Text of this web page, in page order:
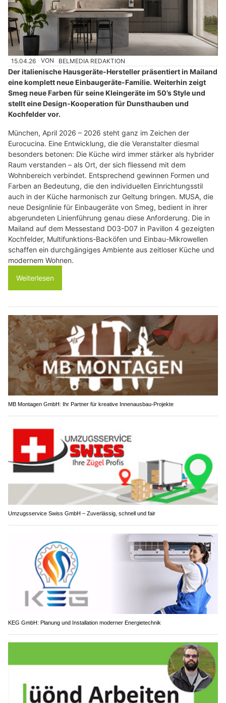
15.04.26 VON BELMEDIA REDAKTION
Der italienische Hausgeräte-Hersteller präsentiert in Mailand
eine komplett neue Einbaugeräte-Familie. Weiterhin zeigt
Smeg neue Farben für seine Kleingeräte im 50’s Style und
stellt eine Design-Kooperation für Dunsthauben und
Kochfelder vor.
München, April 2026 – 2026 steht ganz im Zeichen der
Eurocucina. Eine Entwicklung, die die Veranstalter diesmal
besonders betonen: Die Küche wird immer stärker als hybrider
Raum verstanden – als Ort, der sich fliessend mit dem
Wohnbereich verbindet. Entsprechend gewinnen Formen und
Farben an Bedeutung, die den individuellen Einrichtungsstil
auch in der Küche harmonisch zur Geltung bringen. MUSA, die
neue Designlinie für Einbaugeräte von Smeg, bedient in ihrer
abgerundeten Linienführung genau diese Anforderung. Die in
Mailand auf dem Messestand D03-D07 in Pavillon 4 gezeigten
Kochfelder, Multifunktions-Backöfen und Einbau-Mikrowellen
schaffen ein durchgängiges Ambiente aus zeitloser Küche und
modernem Wohnen.
Weiterlesen
MB Montagen GmbH: Ihr Partner für kreative Innenausbau-Projekte
Umzugsservice Swiss GmbH – Zuverlässig, schnell und fair
KEG GmbH: Planung und Installation moderner Energietechnik